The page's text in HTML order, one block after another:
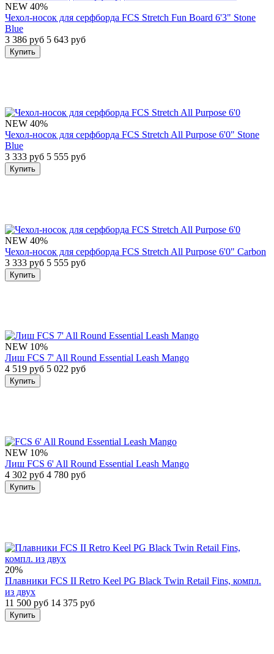
NEW 40%
Чехол-носок для серфборда FCS Stretch Fun Board 6'3" Stone
Blue
3 386 руб 5 643 руб
Купить
NEW 40%
Чехол-носок для серфборда FCS Stretch All Purpose 6'0" Stone
Blue
3 333 руб 5 555 руб
Купить
NEW 40%
Чехол-носок для серфборда FCS Stretch All Purpose 6'0" Carbon
3 333 руб 5 555 руб
Купить
NEW 10%
Лиш FCS 7' All Round Essential Leash Mango
4 519 руб 5 022 руб
Купить
NEW 10%
Лиш FCS 6' All Round Essential Leash Mango
4 302 руб 4 780 руб
Купить
20%
Плавники FCS II Retro Keel PG Black Twin Retail Fins, компл.
из двух
11 500 руб 14 375 руб
Купить